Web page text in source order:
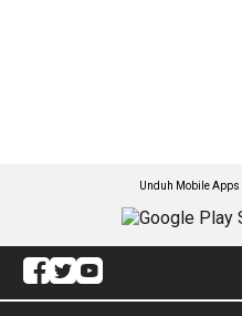
Unduh Mobile Apps